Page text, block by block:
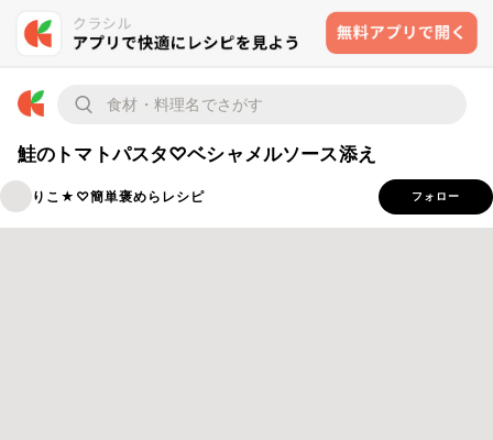
鮭のトマトパスタ♡ベシャメルソース添え
りこ★♡簡単褒めらレシピ フォロー